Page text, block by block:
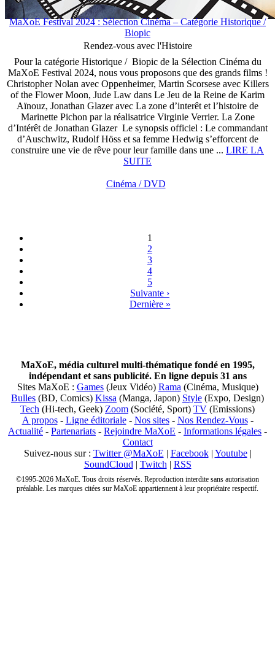
MaXoE Festival 2024 : Sélection Cinéma – Catégorie Historique /
Biopic
Rendez-vous avec l'Histoire
Pour la catégorie Historique / Biopic de la Sélection Cinéma du
MaXoE Festival 2024, nous vous proposons que des grands films !
Christopher Nolan avec Oppenheimer, Martin Scorsese avec Killers
of the Flower Moon, Jude Law dans Le Jeu de la Reine de Karim
Aïnouz, Jonathan Glazer avec La zone d’interêt et l’histoire de
Marinette Pichon par la réalisatrice Virginie Verrier. La Zone
d’Intérêt de Jonathan Glazer Le synopsis officiel : Le commandant
d’Auschwitz, Rudolf Höss et sa femme Hedwig s’efforcent de
construire une vie de rêve pour leur famille dans une ... LIRE LA
SUITE
Cinéma / DVD
1
2
3
4
5
Suivante ›
Dernière »
MaXoE, média culturel multi-thématique fondé en 1995,
indépendant et sans publicité. En ligne depuis 31 ans
Sites MaXoE : Games(Jeux Vidéo) Rama (Cinéma, Musique)
Bulles (BD, Comics) Kissa (Manga, Japon) Style (Expo, Design)
Tech (Hi-tech, Geek) Zoom (Société, Sport) TV (Emissions)
A propos- Ligne éditoriale- Nos sites- Nos Rendez-Vous-
Actualité - Partenariats - Rejoindre MaXoE - Informations légales -
Contact
Suivez-nous sur : Twitter @MaXoE | Facebook| Youtube|
SoundCloud | Twitch | RSS
©1995-2026 MaXoE. Tous droits réservés. Reproduction interdite sans autorisation
préalable. Les marques citées sur MaXoE appartiennent à leur propriétaire respectif.